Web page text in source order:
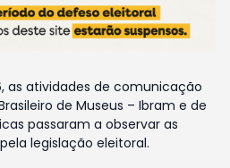
as atividades de comunicação
de Museus – Ibram e de
passaram a observar as
legislação eleitoral.